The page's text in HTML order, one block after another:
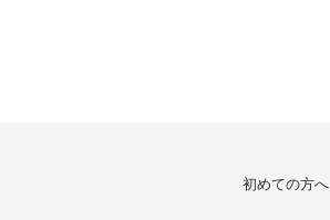
初めての方へ